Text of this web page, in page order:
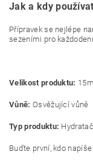
Jak a kdy
Přípravek se nejlépe
sezeními pro
Velikost produktu: 15ml
Vůně: Osvěžující vůně
Typ produktu:
Buďte první, kdo